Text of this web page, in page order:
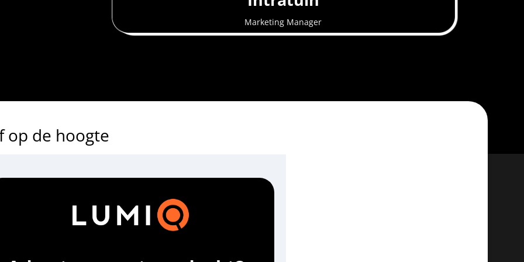
Marketing Manager
op de hoogte